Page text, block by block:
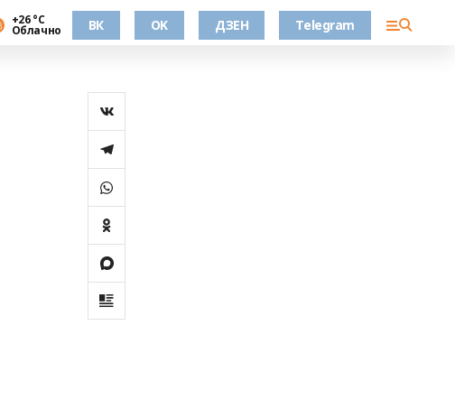
+26 °С
Облачно ВК OK ДЗЕН Telegram